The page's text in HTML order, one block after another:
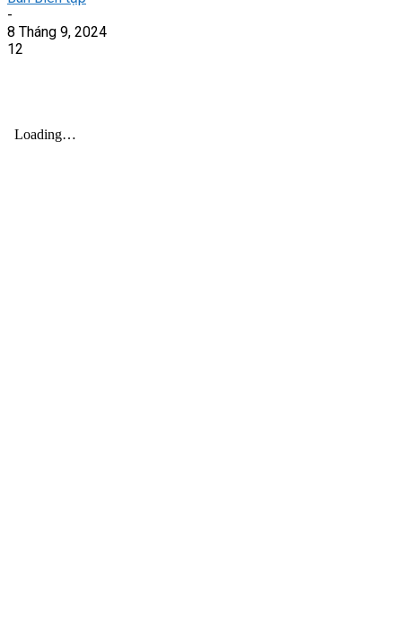
-
8 Tháng 9, 2024
12